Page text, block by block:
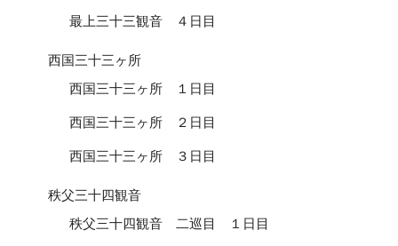
最上三十三観音 ４日目
西国三十三ヶ所
西国三十三ヶ所 １日目
西国三十三ヶ所 ２日目
西国三十三ヶ所 ３日目
秩父三十四観音
秩父三十四観音 二巡目 １日目